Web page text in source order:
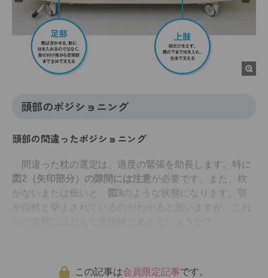
頭部のポジショニング
頭部の間違ったポジショニング
間違った枕の選定は、過度の緊張を助長します。特に
図2（矢印部分）の隙間には注意が必要です。また、枕
がないまたは低いと、
図3のような状態になります。顎
が自然と挙上されているのがわかると思いますが、これ
この記事は会員限定記事です。